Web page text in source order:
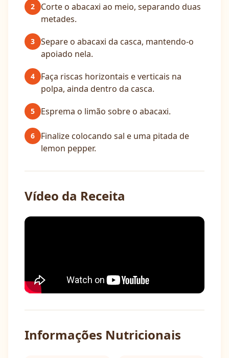
2
Corte o abacaxi ao meio, separando duas
metades.
3
Separe o abacaxi da casca, mantendo-o
apoiado nela.
4
Faça riscas horizontais e verticais na
polpa, ainda dentro da casca.
5 Esprema o limão sobre o abacaxi.
6
Finalize colocando sal e uma pitada de
lemon pepper.
Vídeo da Receita
Informações Nutricionais